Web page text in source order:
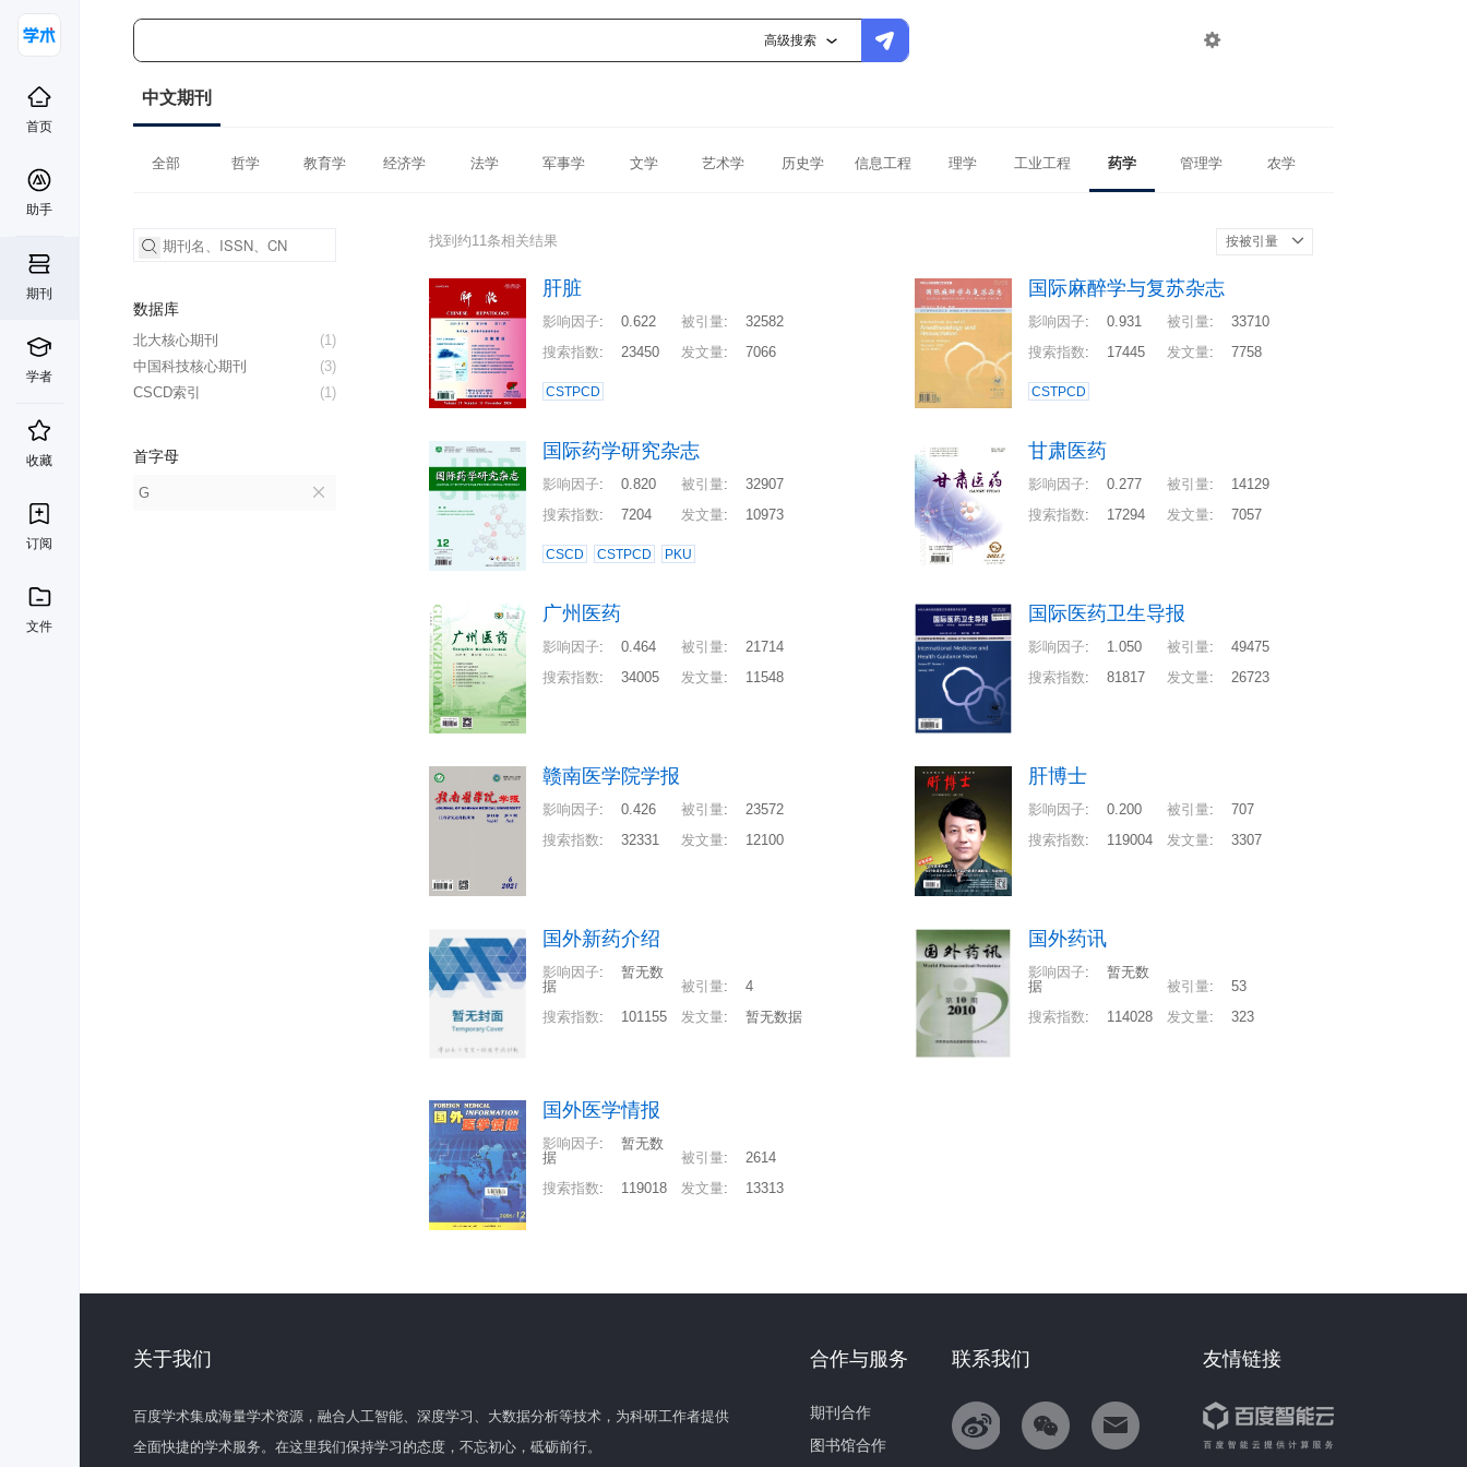
高级搜索 
首页
助手
期刊
学者
收藏
订阅
文件
中文期刊
全部 哲学 教育学 经济学 法学 军事学 文学 艺术学 历史学 信息工程 理学 工业工程 药学 管理学 农学
数据库
(1)
北大核心期刊
(3)
中国科技核心期刊
(1)
CSCD索引
首字母
G
找到约11条相关结果 按被引量
肝脏
影响因子: 0.622 被引量:
32582
搜索指数: 23450 发文量: 7066
CSTPCD
国际麻醉学与复苏杂志
影响因子: 0.931 被引量:
33710
搜索指数: 17445 发文量: 7758
CSTPCD
国际药学研究杂志
影响因子: 0.820 被引量:
32907
搜索指数: 7204 发文量: 10973
CSCD CSTPCD PKU
甘肃医药
影响因子: 0.277 被引量:
14129
搜索指数: 17294 发文量: 7057
广州医药
影响因子: 0.464 被引量:
21714
搜索指数: 34005 发文量: 11548
国际医药卫生导报
影响因子: 1.050 被引量:
49475
搜索指数: 81817 发文量: 26723
赣南医学院学报
影响因子: 0.426 被引量:
23572
搜索指数: 32331 发文量: 12100
肝博士
影响因子: 0.200 被引量:
707
搜索指数: 119004 发文量: 3307
国外新药介绍
影响因子:
暂无数
据
被引量:
4
搜索指数: 101155 发文量: 暂无数据
国外药讯
影响因子:
暂无数
据
被引量:
53
搜索指数: 114028 发文量: 323
国外医学情报
影响因子:
暂无数
据
被引量:
2614
搜索指数: 119018 发文量: 13313
关于我们
百度学术集成海量学术资源，融合人工智能、深度学习、大数据分析等技术，为科研工作者提供
全面快捷的学术服务。在这里我们保持学习的态度，不忘初心，砥砺前行。
友情链接
联系我们
合作与服务
期刊合作
图书馆合作